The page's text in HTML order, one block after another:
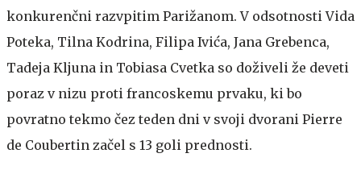
konkurenčni razvpitim Parižanom. V odsotnosti Vida
Poteka, Tilna Kodrina, Filipa Ivića, Jana Grebenca,
Tadeja Kljuna in Tobiasa Cvetka so doživeli že deveti
poraz v nizu proti francoskemu prvaku, ki bo
povratno tekmo čez teden dni v svoji dvorani Pierre
de Coubertin začel s 13 goli prednosti.